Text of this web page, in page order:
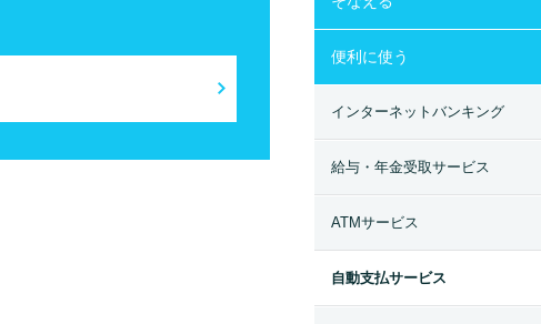
便利に使う
インターネットバンキング
給与・年金受取サービス
ATMサービス
自動支払サービス